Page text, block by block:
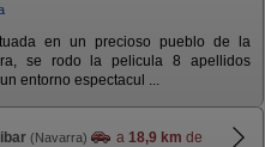
en un precioso pueblo de la
se rodo la pelicula 8 apellidos
entorno espectacul ...
(Navarra) a 18,9 km de